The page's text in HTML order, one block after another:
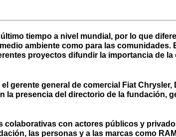
tiempo a nivel mundial, por lo que
ambiente como para las comunidades.
proyectos difundir la importancia de
gerente general de comercial Fiat
presencia del directorio de la fundación,
colaborativas con actores públicos y
las personas y a las marcas como